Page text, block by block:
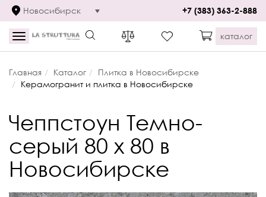
Новосибирск +7 (383) 363-2-888
Toggle
navigation
каталог
Главная Каталог
Плитка в Новосибирске
Керамогранит и плитка в Новосибирске
Чеппстоун Темно-
серый 80 x 80 в
Новосибирске